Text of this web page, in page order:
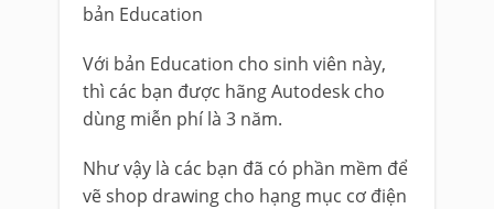
bản Education
Với bản Education cho sinh viên này,
thì các bạn được hãng Autodesk cho
dùng miễn phí là 3 năm.
Như vậy là các bạn đã có phần mềm để
vẽ shop drawing cho hạng mục cơ điện